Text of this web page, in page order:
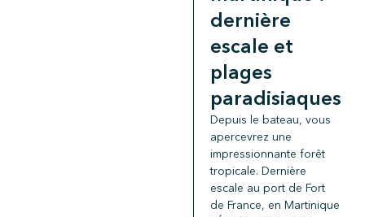
dernière
escale et
plages
paradisiaques
Depuis le bateau, vous
apercevrez une
impressionnante forêt
tropicale. Dernière
escale au port de Fort
de France, en Martinique